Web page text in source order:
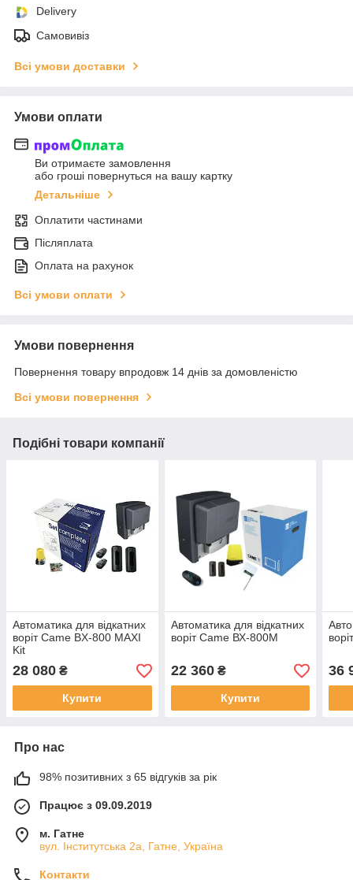
Delivery
Самовивіз
Всі умови доставки
Умови оплати
Ви отримаєте замовлення
або гроші повернуться на вашу картку
Детальніше
Оплатити частинами
Післяплата
Оплата на рахунок
Всі умови оплати
Умови повернення
Повернення товару впродовж 14 днів за домовленістю
Всі умови повернення
Подібні товари компанії
Автоматика для відкатних
воріт Came BX-800 MAXI
Kit
28 080 ₴
Купити
Автоматика для відкатних
воріт Came ВХ-800М
22 360₴
Купити
36
Про нас
98% позитивних з 65 відгуків за рік
Працює з 09.09.2019
м. Гатне
вул. Інститутська 2а, Гатне, Україна
Контакти